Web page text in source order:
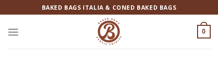
ai
contenuti
BAKED BAGS ITALIA & CONED BAKED BAGS
0